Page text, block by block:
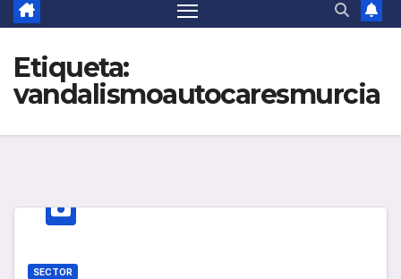
Etiqueta:
vandalismoautocaresmurcia
SECTOR